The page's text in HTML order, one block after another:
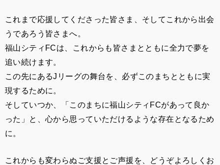
これまで応援してくださった皆さま、そしてこれから出会
うであろう皆さまへ。
福山シティFCは、これからも皆さまとともに全力で夢を
追い続けます。
この先にあるJリーグの舞台を、必ずこのまちとともに実
現するために。
そしていつか、「このまちに福山シティFCがあって良か
った」と、心から思っていただけるような存在となるため
に。
これからも変わらぬご支援とご声援を、どうぞよろしくお